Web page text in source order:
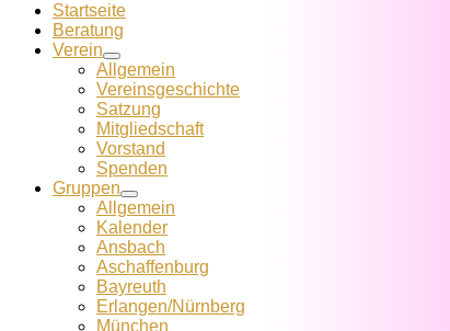
Startseite
Beratung
Verein
Allgemein
Vereins­geschichte
Satzung
Mitglied­schaft
Vorstand
Spenden
Gruppen
Allgemein
Kalender
Ansbach
Aschaffenburg
Bayreuth
Erlangen/Nürnberg
München